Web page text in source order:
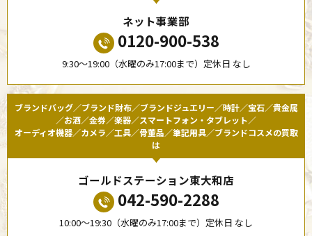
ネット事業部
0120-900-538
9:30〜19:00（水曜のみ17:00まで）定休日 なし
ブランドバッグ／ブランド財布／ブランドジュエリー／時計／宝石／貴金属
／お酒／金券／楽器／スマートフォン・タブレット／
オーディオ機器／カメラ／工具／骨董品／筆記用具／ブランドコスメの買取
は
ゴールドステーション東大和店
042-590-2288
10:00〜19:30（水曜のみ17:00まで）定休日 なし